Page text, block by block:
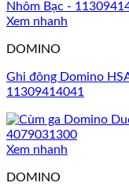
Xem nhanh
DOMINO
Ghi đông Domino
11309414041
Xem nhanh
DOMINO